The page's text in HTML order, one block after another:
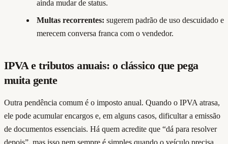
ainda mudar de status.
Multas recorrentes: sugerem padrão de uso descuidado e
merecem conversa franca com o vendedor.
IPVA e tributos anuais: o clássico que pega
muita gente
Outra pendência comum é o imposto anual. Quando o IPVA atrasa,
ele pode acumular encargos e, em alguns casos, dificultar a emissão
de documentos essenciais. Há quem acredite que “dá para resolver